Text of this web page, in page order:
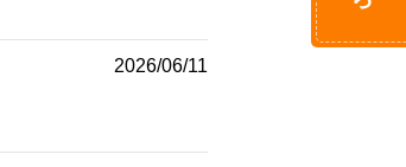
2026/06/11